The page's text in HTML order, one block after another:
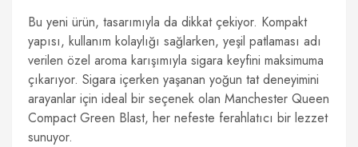
Bu yeni ürün, tasarımıyla da dikkat çekiyor. Kompakt
yapısı, kullanım kolaylığı sağlarken, yeşil patlaması adı
verilen özel aroma karışımıyla sigara keyfini maksimuma
çıkarıyor. Sigara içerken yaşanan yoğun tat deneyimini
arayanlar için ideal bir seçenek olan Manchester Queen
Compact Green Blast, her nefeste ferahlatıcı bir lezzet
sunuyor.